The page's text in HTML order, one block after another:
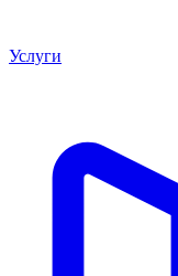
Услуги